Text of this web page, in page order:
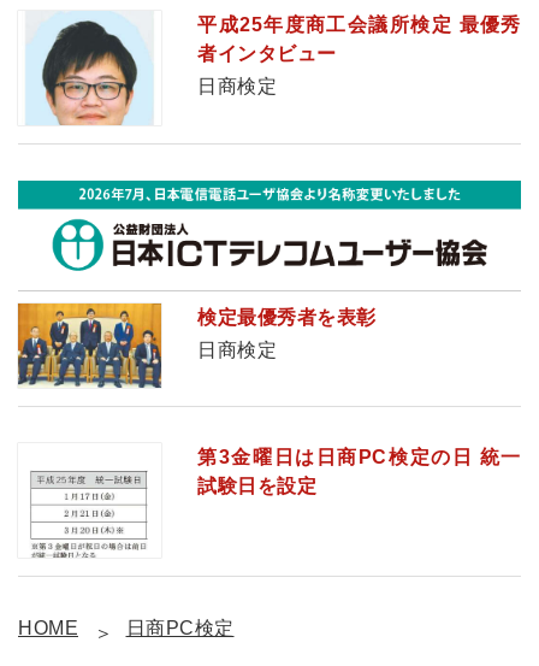
平成25年度商工会議所検定 最優秀
者インタビュー
日商検定
検定最優秀者を表彰
日商検定
第3金曜日は日商PC検定の日 統一
試験日を設定
HOME 日商PC検定